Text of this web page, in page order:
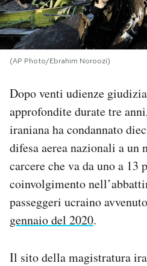
I MIEI PREFERITI
SHOP
CALENDARIO
Area Personale
Newsletter
Notifiche mobile
Regala il Post
Hai bisogno di aiuto?
(AP Photo/Ebrahim Noroozi)
Dopo venti udienze
approfondite durate tre
iraniana ha condannato
difesa aerea nazionali a un
carcere che va da uno a 13
coinvolgimento
passeggeri ucraino
gennaio del 2020.
Il sito della magistratura